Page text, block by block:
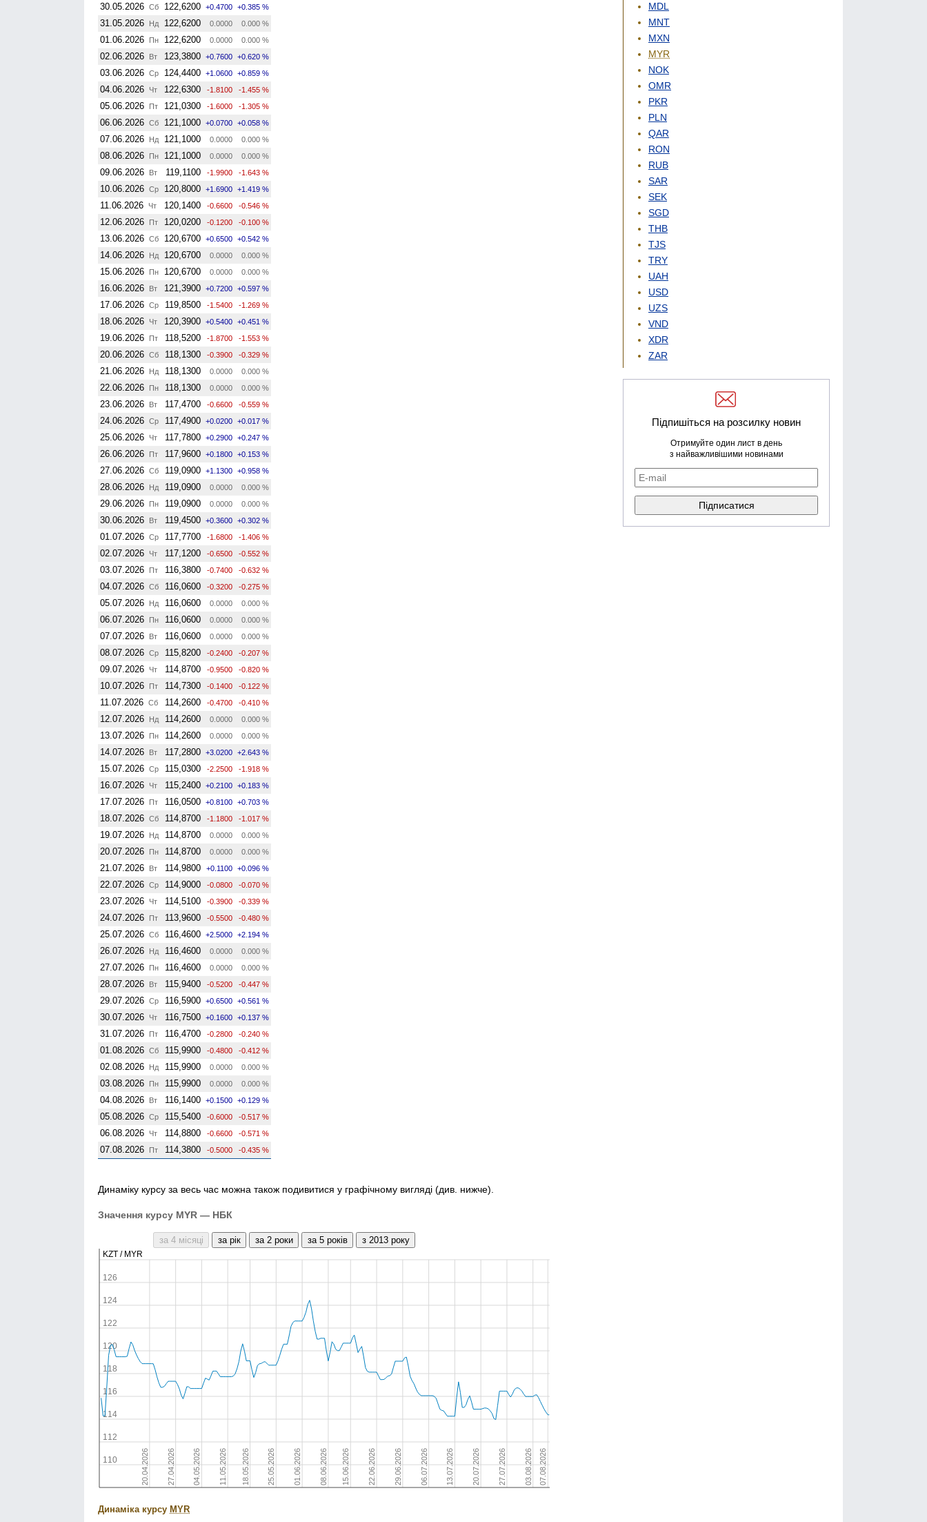
30.05.2026 Сб 122,6200 +0.4700 +0.385 %
31.05.2026 Нд 122,6200 0.0000 0.000 %
01.06.2026 Пн 122,6200 0.0000 0.000 %
02.06.2026 Вт 123,3800 +0.7600 +0.620 %
03.06.2026 Ср 124,4400 +1.0600 +0.859 %
04.06.2026 Чт 122,6300 -1.8100 -1.455 %
05.06.2026 Пт 121,0300 -1.6000 -1.305 %
06.06.2026 Сб 121,1000 +0.0700 +0.058 %
07.06.2026 Нд 121,1000 0.0000 0.000 %
08.06.2026 Пн 121,1000 0.0000 0.000 %
09.06.2026 Вт 119,1100 -1.9900 -1.643 %
10.06.2026 Ср 120,8000 +1.6900 +1.419 %
11.06.2026 Чт 120,1400 -0.6600 -0.546 %
12.06.2026 Пт 120,0200 -0.1200 -0.100 %
13.06.2026 Сб 120,6700 +0.6500 +0.542 %
14.06.2026 Нд 120,6700 0.0000 0.000 %
15.06.2026 Пн 120,6700 0.0000 0.000 %
16.06.2026 Вт 121,3900 +0.7200 +0.597 %
17.06.2026 Ср 119,8500 -1.5400 -1.269 %
18.06.2026 Чт 120,3900 +0.5400 +0.451 %
19.06.2026 Пт 118,5200 -1.8700 -1.553 %
20.06.2026 Сб 118,1300 -0.3900 -0.329 %
21.06.2026 Нд 118,1300 0.0000 0.000 %
22.06.2026 Пн 118,1300 0.0000 0.000 %
23.06.2026 Вт 117,4700 -0.6600 -0.559 %
24.06.2026 Ср 117,4900 +0.0200 +0.017 %
25.06.2026 Чт 117,7800 +0.2900 +0.247 %
26.06.2026 Пт 117,9600 +0.1800 +0.153 %
27.06.2026 Сб 119,0900 +1.1300 +0.958 %
28.06.2026 Нд 119,0900 0.0000 0.000 %
29.06.2026 Пн 119,0900 0.0000 0.000 %
30.06.2026 Вт 119,4500 +0.3600 +0.302 %
01.07.2026 Ср 117,7700 -1.6800 -1.406 %
02.07.2026 Чт 117,1200 -0.6500 -0.552 %
03.07.2026 Пт 116,3800 -0.7400 -0.632 %
04.07.2026 Сб 116,0600 -0.3200 -0.275 %
05.07.2026 Нд 116,0600 0.0000 0.000 %
06.07.2026 Пн 116,0600 0.0000 0.000 %
07.07.2026 Вт 116,0600 0.0000 0.000 %
08.07.2026 Ср 115,8200 -0.2400 -0.207 %
09.07.2026 Чт 114,8700 -0.9500 -0.820 %
10.07.2026 Пт 114,7300 -0.1400 -0.122 %
11.07.2026 Сб 114,2600 -0.4700 -0.410 %
12.07.2026 Нд 114,2600 0.0000 0.000 %
13.07.2026 Пн 114,2600 0.0000 0.000 %
14.07.2026 Вт 117,2800 +3.0200 +2.643 %
15.07.2026 Ср 115,0300 -2.2500 -1.918 %
16.07.2026 Чт 115,2400 +0.2100 +0.183 %
17.07.2026 Пт 116,0500 +0.8100 +0.703 %
18.07.2026 Сб 114,8700 -1.1800 -1.017 %
19.07.2026 Нд 114,8700 0.0000 0.000 %
20.07.2026 Пн 114,8700 0.0000 0.000 %
21.07.2026 Вт 114,9800 +0.1100 +0.096 %
22.07.2026 Ср 114,9000 -0.0800 -0.070 %
23.07.2026 Чт 114,5100 -0.3900 -0.339 %
24.07.2026 Пт 113,9600 -0.5500 -0.480 %
25.07.2026 Сб 116,4600 +2.5000 +2.194 %
26.07.2026 Нд 116,4600 0.0000 0.000 %
27.07.2026 Пн 116,4600 0.0000 0.000 %
28.07.2026 Вт 115,9400 -0.5200 -0.447 %
29.07.2026 Ср 116,5900 +0.6500 +0.561 %
30.07.2026 Чт 116,7500 +0.1600 +0.137 %
31.07.2026 Пт 116,4700 -0.2800 -0.240 %
01.08.2026 Сб 115,9900 -0.4800 -0.412 %
02.08.2026 Нд 115,9900 0.0000 0.000 %
03.08.2026 Пн 115,9900 0.0000 0.000 %
04.08.2026 Вт 116,1400 +0.1500 +0.129 %
05.08.2026 Ср 115,5400 -0.6000 -0.517 %
06.08.2026 Чт 114,8800 -0.6600 -0.571 %
07.08.2026 Пт 114,3800 -0.5000 -0.435 %
Динаміку курсу за весь час можна також подивитися у графічному вигляді (див. нижче).
Значення курсу MYR — НБК
Динаміка курсу MYR
MDL
MNT
MXN
MYR
NOK
OMR
PKR
PLN
QAR
RON
RUB
SAR
SEK
SGD
THB
TJS
TRY
UAH
USD
UZS
VND
XDR
ZAR
Підпишіться на розсилку новин
Отримуйте один лист в день
з найважливішими новинами